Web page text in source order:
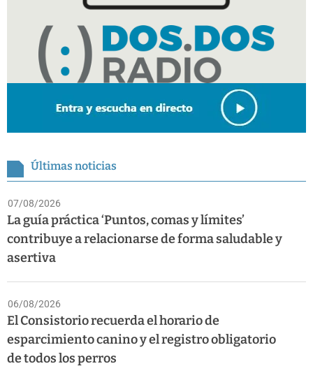
Últimas noticias
07/08/2026
La guía práctica ‘Puntos, comas y límites’
contribuye a relacionarse de forma saludable y
asertiva
06/08/2026
El Consistorio recuerda el horario de
esparcimiento canino y el registro obligatorio
de todos los perros